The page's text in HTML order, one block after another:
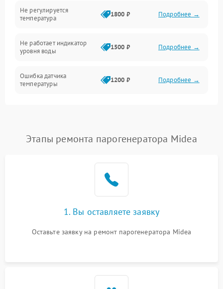
Не регулируется
температура
1800 ₽ Подробнее →
Не работает индикатор
уровня воды
1500 ₽ Подробнее →
Ошибка датчика
температуры
1200 ₽ Подробнее →
Ошибка платы управления Подробнее →
1200 ₽
Не подает пар 1800 ₽ Подробнее →
Этапы ремонта парогенератора Midea
1. Вы оставляете заявку
Оставьте заявку на ремонт парогенератора Midea